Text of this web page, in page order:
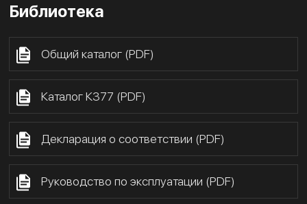
Библиотека
Общий каталог (PDF)
Каталог К377 (PDF)
Декларация о соответствии (PDF)
Руководство по эксплуатации (PDF)